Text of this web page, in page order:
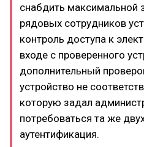
снабдить максимальной
рядовых сотрудников
контроль доступа к
входе с проверенного
дополнительный
устройство не
которую задал
потребоваться та же
аутентификация.